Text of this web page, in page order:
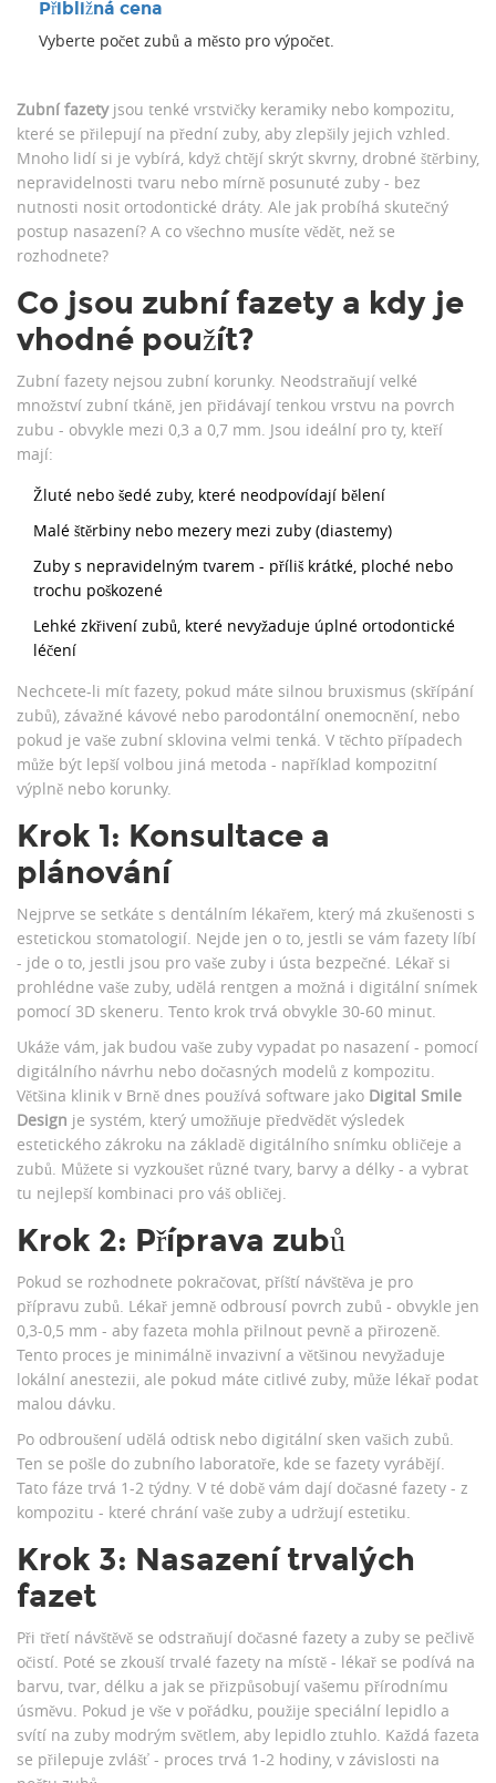
Přibližná cena
Vyberte počet zubů a město pro výpočet.
Zubní fazetyjsou tenké vrstvičky keramiky nebo kompozitu,
které se přilepují na přední zuby, aby zlepšily jejich vzhled.
Mnoho lidí si je vybírá, když chtějí skrýt skvrny, drobné štěrbiny,
nepravidelnosti tvaru nebo mírně posunuté zuby - bez
nutnosti nosit ortodontické dráty. Ale jak probíhá skutečný
postup nasazení? A co všechno musíte vědět, než se
rozhodnete?
Co jsou zubní fazety a kdy je
vhodné použít?
Zubní fazety nejsou zubní korunky. Neodstraňují velké
množství zubní tkáně, jen přidávají tenkou vrstvu na povrch
zubu - obvykle mezi 0,3 a 0,7 mm. Jsou ideální pro ty, kteří
mají:
Žluté nebo šedé zuby, které neodpovídají bělení
Malé štěrbiny nebo mezery mezi zuby (diastemy)
Zuby s nepravidelným tvarem - příliš krátké, ploché nebo
trochu poškozené
Lehké zkřivení zubů, které nevyžaduje úplné ortodontické
léčení
Nechcete-li mít fazety, pokud máte silnou bruxismus (skřípání
zubů), závažné kávové nebo parodontální onemocnění, nebo
pokud je vaše zubní sklovina velmi tenká. V těchto případech
může být lepší volbou jiná metoda - například kompozitní
výplně nebo korunky.
Krok 1: Konsultace a
plánování
Nejprve se setkáte s dentálním lékařem, který má zkušenosti s
estetickou stomatologií. Nejde jen o to, jestli se vám fazety líbí
- jde o to, jestli jsou pro vaše zuby i ústa bezpečné. Lékař si
prohlédne vaše zuby, udělá rentgen a možná i digitální snímek
pomocí 3D skeneru. Tento krok trvá obvykle 30-60 minut.
Ukáže vám, jak budou vaše zuby vypadat po nasazení - pomocí
digitálního návrhu nebo dočasných modelů z kompozitu.
Většina klinik v Brně dnes používá software jako Digital Smile
Design je systém, který umožňuje předvědět výsledek
estetického zákroku na základě digitálního snímku obličeje a
zubů. Můžete si vyzkoušet různé tvary, barvy a délky - a vybrat
tu nejlepší kombinaci pro váš obličej.
Krok 2: Příprava zubů
Pokud se rozhodnete pokračovat, příští návštěva je pro
přípravu zubů. Lékař jemně odbrousí povrch zubů - obvykle jen
0,3-0,5 mm - aby fazeta mohla přilnout pevně a přirozeně.
Tento proces je minimálně invazivní a většinou nevyžaduje
lokální anestezii, ale pokud máte citlivé zuby, může lékař podat
malou dávku.
Po odbroušení udělá odtisk nebo digitální sken vašich zubů.
Ten se pošle do zubního laboratoře, kde se fazety vyrábějí.
Tato fáze trvá 1-2 týdny. V té době vám dají dočasné fazety - z
kompozitu - které chrání vaše zuby a udržují estetiku.
Krok 3: Nasazení trvalých
fazet
Při třetí návštěvě se odstraňují dočasné fazety a zuby se pečlivě
očistí. Poté se zkouší trvalé fazety na místě - lékař se podívá na
barvu, tvar, délku a jak se přizpůsobují vašemu přírodnímu
úsměvu. Pokud je vše v pořádku, použije speciální lepidlo a
svítí na zuby modrým světlem, aby lepidlo ztuhlo. Každá fazeta
se přilepuje zvlášť - proces trvá 1-2 hodiny, v závislosti na